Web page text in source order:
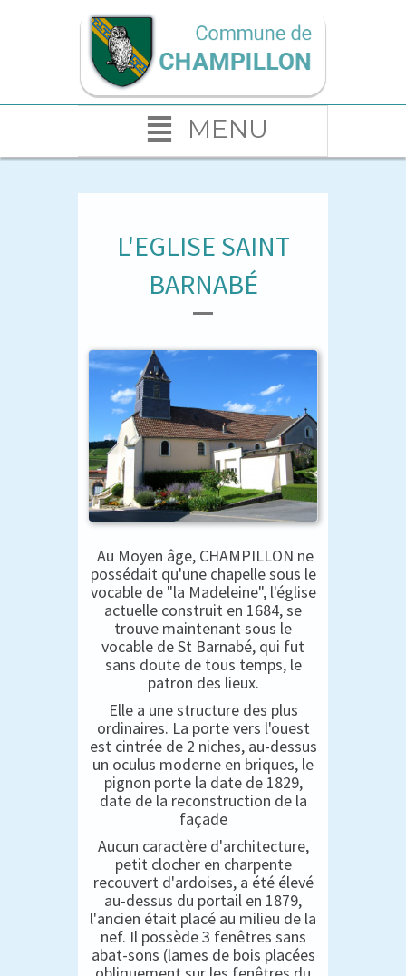
MENU
L'EGLISE SAINT
BARNABÉ
Au Moyen âge, CHAMPILLON ne
possédait qu'une chapelle sous le
vocable de "la Madeleine", l'église
actuelle construit en 1684, se
trouve maintenant sous le
vocable de St Barnabé, qui fut
sans doute de tous temps, le
patron des lieux.
Elle a une structure des plus
ordinaires. La porte vers l'ouest
est cintrée de 2 niches, au-dessus
un oculus moderne en briques, le
pignon porte la date de 1829,
date de la reconstruction de la
façade
Aucun caractère d'architecture,
petit clocher en charpente
recouvert d'ardoises, a été élevé
au-dessus du portail en 1879,
l'ancien était placé au milieu de la
nef. Il possède 3 fenêtres sans
abat-sons (lames de bois placées